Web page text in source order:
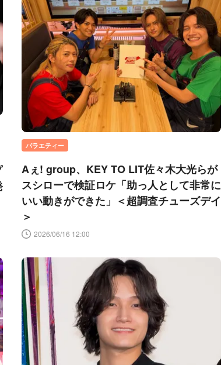
バラエティー
Aぇ! group、KEY TO LIT佐々木大光らが
スシローで検証ロケ「助っ人として非常に
いい動きができた」＜超調査チューズデイ
＞
2026/06/16 12:00